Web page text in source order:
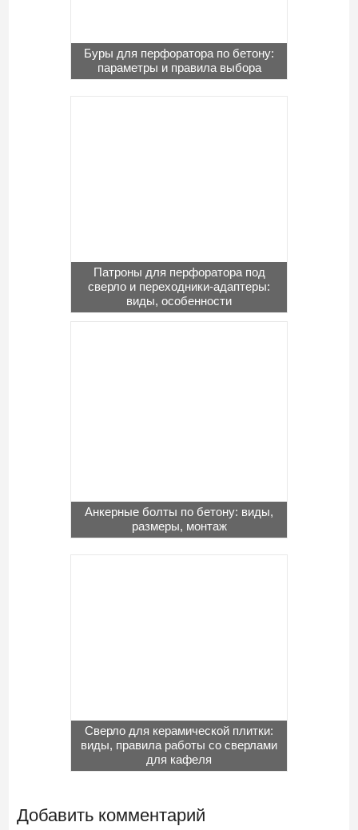
Буры для перфоратора по бетону:
параметры и правила выбора
Патроны для перфоратора под
сверло и переходники-адаптеры:
виды, особенности
Анкерные болты по бетону: виды,
размеры, монтаж
Сверло для керамической плитки:
виды, правила работы со сверлами
для кафеля
Добавить комментарий